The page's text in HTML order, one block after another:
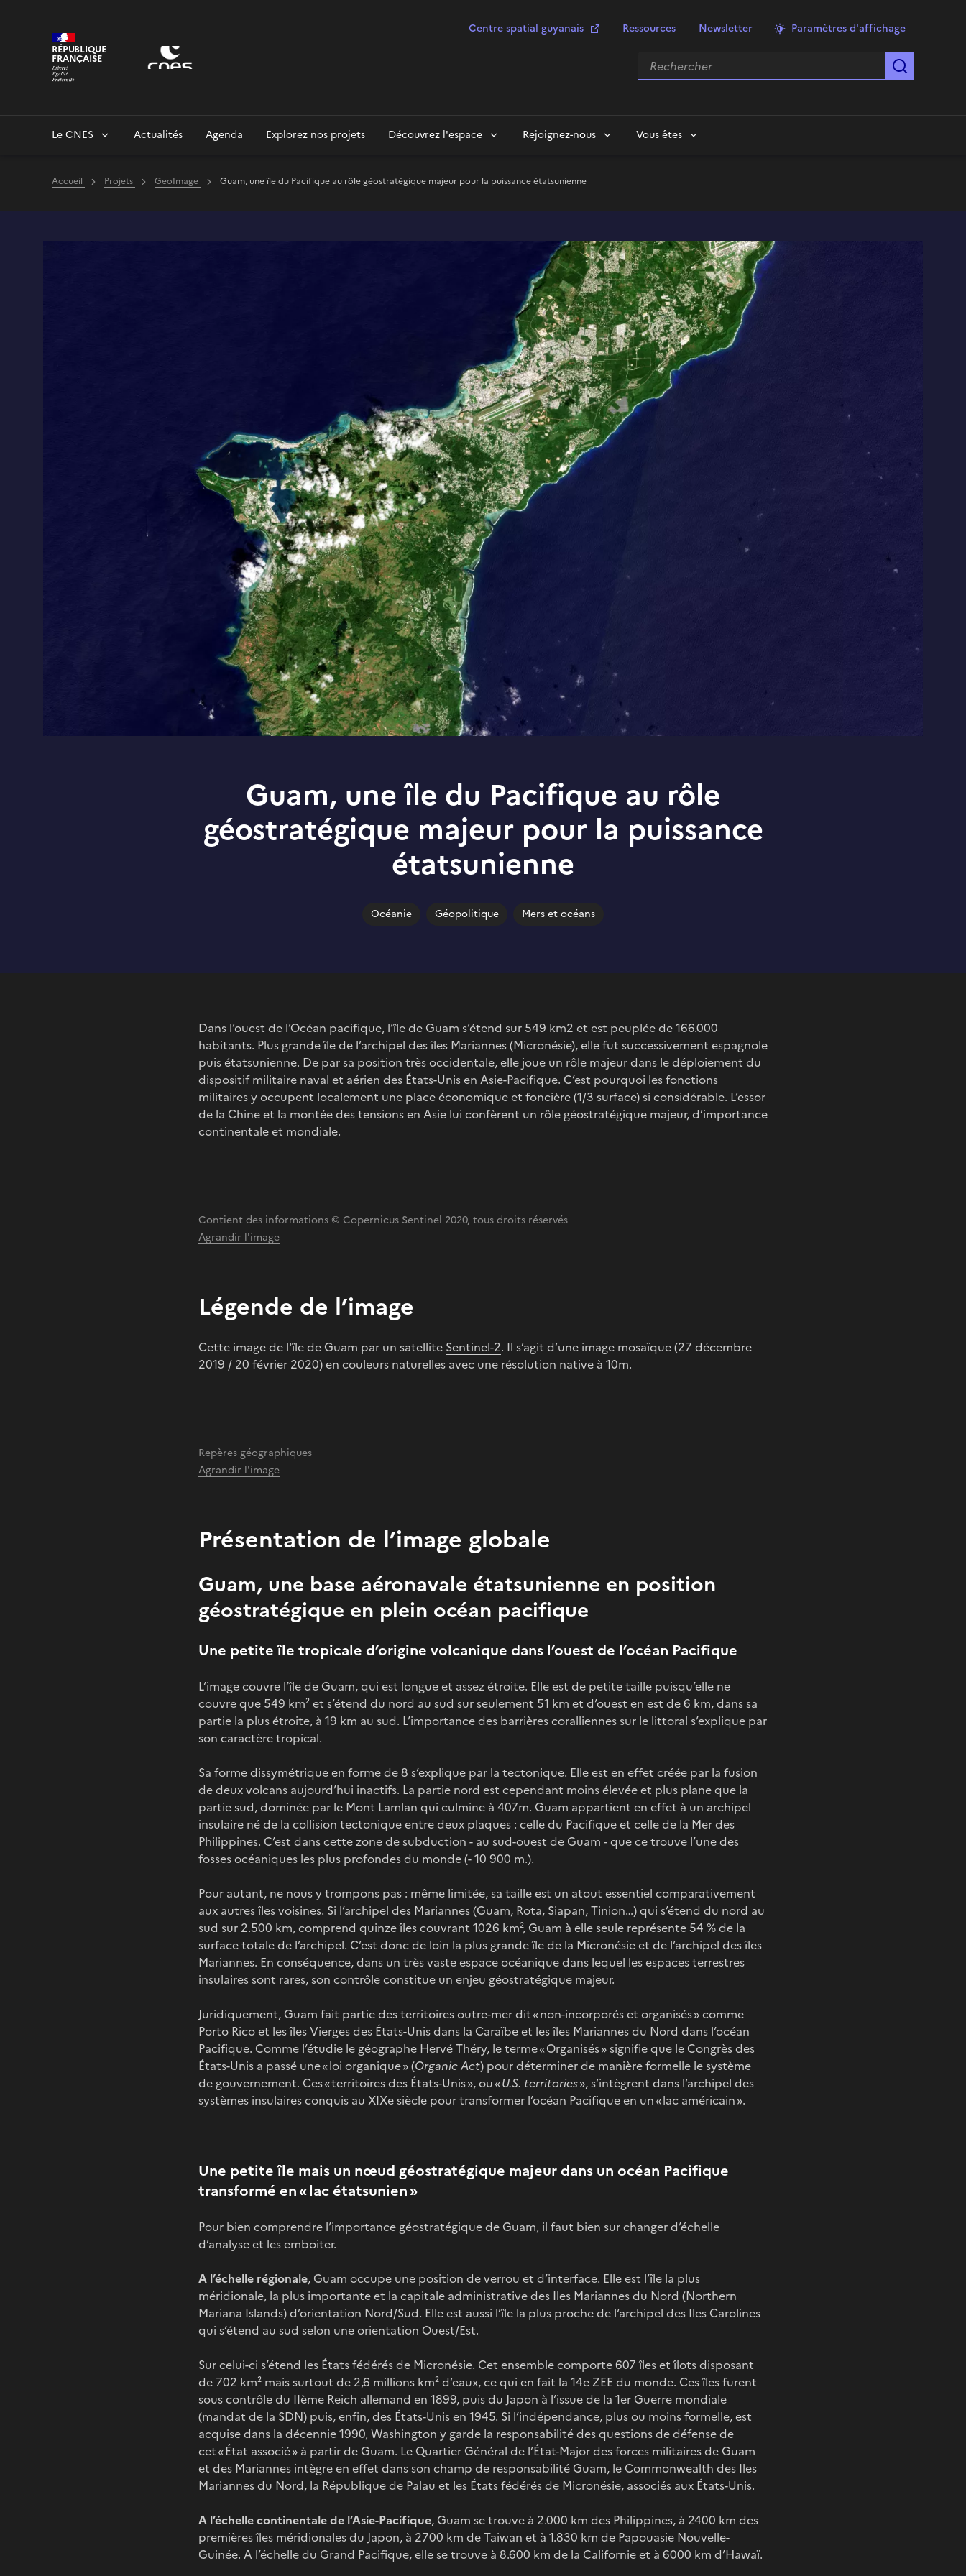
RÉPUBLIQUE
FRANÇAISE
Centre spatial guyanais Ressources Newsletter Paramètres d'affichage
Rechercher
Le CNES Actualités Agenda Explorez nos projets Découvrez l'espace Rejoignez-nous Vous êtes
Accueil Projets GeoImage Guam, une île du Pacifique au rôle géostratégique majeur pour la puissance étatsunienne
Guam, une île du Pacifique au rôle
géostratégique majeur pour la puissance
étatsunienne
Océanie Géopolitique Mers et océans
Dans l’ouest de l’Océan pacifique, l’île de Guam s’étend sur 549 km2 et est peuplée de 166.000
habitants. Plus grande île de l’archipel des îles Mariannes (Micronésie), elle fut successivement espagnole
puis étatsunienne. De par sa position très occidentale, elle joue un rôle majeur dans le déploiement du
dispositif militaire naval et aérien des États-Unis en Asie-Pacifique. C’est pourquoi les fonctions
militaires y occupent localement une place économique et foncière (1/3 surface) si considérable. L’essor
de la Chine et la montée des tensions en Asie lui confèrent un rôle géostratégique majeur, d’importance
continentale et mondiale.
Contient des informations © Copernicus Sentinel 2020, tous droits réservés
Agrandir l'image
Légende de l’image
Cette image de l'île de Guam par un satellite Sentinel-2. Il s’agit d’une image mosaïque (27 décembre
2019 / 20 février 2020) en couleurs naturelles avec une résolution native à 10m.
Repères géographiques
Agrandir l'image
Présentation de l’image globale
Guam, une base aéronavale étatsunienne en position
géostratégique en plein océan pacifique
Une petite île tropicale d’origine volcanique dans l’ouest de l’océan Pacifique
L’image couvre l’île de Guam, qui est longue et assez étroite. Elle est de petite taille puisqu’elle ne
couvre que 549 km² et s’étend du nord au sud sur seulement 51 km et d’ouest en est de 6 km, dans sa
partie la plus étroite, à 19 km au sud. L’importance des barrières coralliennes sur le littoral s’explique par
son caractère tropical.
Sa forme dissymétrique en forme de 8 s’explique par la tectonique. Elle est en effet créée par la fusion
de deux volcans aujourd’hui inactifs. La partie nord est cependant moins élevée et plus plane que la
partie sud, dominée par le Mont Lamlan qui culmine à 407m. Guam appartient en effet à un archipel
insulaire né de la collision tectonique entre deux plaques : celle du Pacifique et celle de la Mer des
Philippines. C’est dans cette zone de subduction - au sud-ouest de Guam - que ce trouve l’une des
fosses océaniques les plus profondes du monde (- 10 900 m.).
Pour autant, ne nous y trompons pas : même limitée, sa taille est un atout essentiel comparativement
aux autres îles voisines. Si l’archipel des Mariannes (Guam, Rota, Siapan, Tinion…) qui s’étend du nord au
sud sur 2.500 km, comprend quinze îles couvrant 1026 km², Guam à elle seule représente 54 % de la
surface totale de l’archipel. C’est donc de loin la plus grande île de la Micronésie et de l’archipel des îles
Mariannes. En conséquence, dans un très vaste espace océanique dans lequel les espaces terrestres
insulaires sont rares, son contrôle constitue un enjeu géostratégique majeur.
Juridiquement, Guam fait partie des territoires outre-mer dit « non-incorporés et organisés » comme
Porto Rico et les îles Vierges des États-Unis dans la Caraïbe et les îles Mariannes du Nord dans l’océan
Pacifique. Comme l’étudie le géographe Hervé Théry, le terme « Organisés » signifie que le Congrès des
États-Unis a passé une « loi organique » (Organic Act) pour déterminer de manière formelle le système
de gouvernement. Ces « territoires des États-Unis », ou «U.S. territories», s’intègrent dans l’archipel des
systèmes insulaires conquis au XIXe siècle pour transformer l’océan Pacifique en un « lac américain ».
Une petite île mais un nœud géostratégique majeur dans un océan Pacifique
transformé en « lac étatsunien »
Pour bien comprendre l’importance géostratégique de Guam, il faut bien sur changer d’échelle
d’analyse et les emboiter.
A l’échelle régionale, Guam occupe une position de verrou et d’interface. Elle est l’île la plus
méridionale, la plus importante et la capitale administrative des Iles Mariannes du Nord (Northern
Mariana Islands) d’orientation Nord/Sud. Elle est aussi l’île la plus proche de l‘archipel des Iles Carolines
qui s’étend au sud selon une orientation Ouest/Est.
Sur celui-ci s’étend les États fédérés de Micronésie. Cet ensemble comporte 607 îles et îlots disposant
de 702 km² mais surtout de 2,6 millions km² d’eaux, ce qui en fait la 14e ZEE du monde. Ces îles furent
sous contrôle du IIème Reich allemand en 1899, puis du Japon à l’issue de la 1er Guerre mondiale
(mandat de la SDN) puis, enfin, des États-Unis en 1945. Si l’indépendance, plus ou moins formelle, est
acquise dans la décennie 1990, Washington y garde la responsabilité des questions de défense de
cet « État associé » à partir de Guam. Le Quartier Général de l’État-Major des forces militaires de Guam
et des Mariannes intègre en effet dans son champ de responsabilité Guam, le Commonwealth des Iles
Mariannes du Nord, la République de Palau et les États fédérés de Micronésie, associés aux États-Unis.
A l’échelle continentale de l’Asie-Pacifique, Guam se trouve à 2.000 km des Philippines, à 2400 km des
premières îles méridionales du Japon, à 2700 km de Taiwan et à 1.830 km de Papouasie Nouvelle-
Guinée. A l’échelle du Grand Pacifique, elle se trouve à 8.600 km de la Californie et à 6000 km d’Hawaï.